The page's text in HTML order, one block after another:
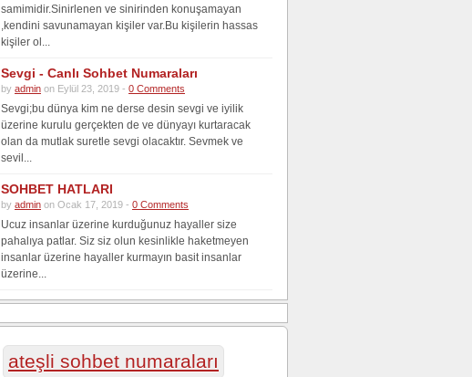
samimidir.Sinirlenen ve sinirinden konuşamayan
,kendini savunamayan kişiler var.Bu kişilerin hassas
kişiler ol...
Sevgi - Canlı Sohbet Numaraları
by admin on Eylül 23, 2019 - 0 Comments
Sevgi;bu dünya kim ne derse desin sevgi ve iyilik
üzerine kurulu gerçekten de ve dünyayı kurtaracak
olan da mutlak suretle sevgi olacaktır. Sevmek ve
sevil...
SOHBET HATLARI
by admin on Ocak 17, 2019 - 0 Comments
Ucuz insanlar üzerine kurduğunuz hayaller size
pahalıya patlar. Siz siz olun kesinlikle haketmeyen
insanlar üzerine hayaller kurmayın basit insanlar
üzerine...
ateşli sohbet numaraları